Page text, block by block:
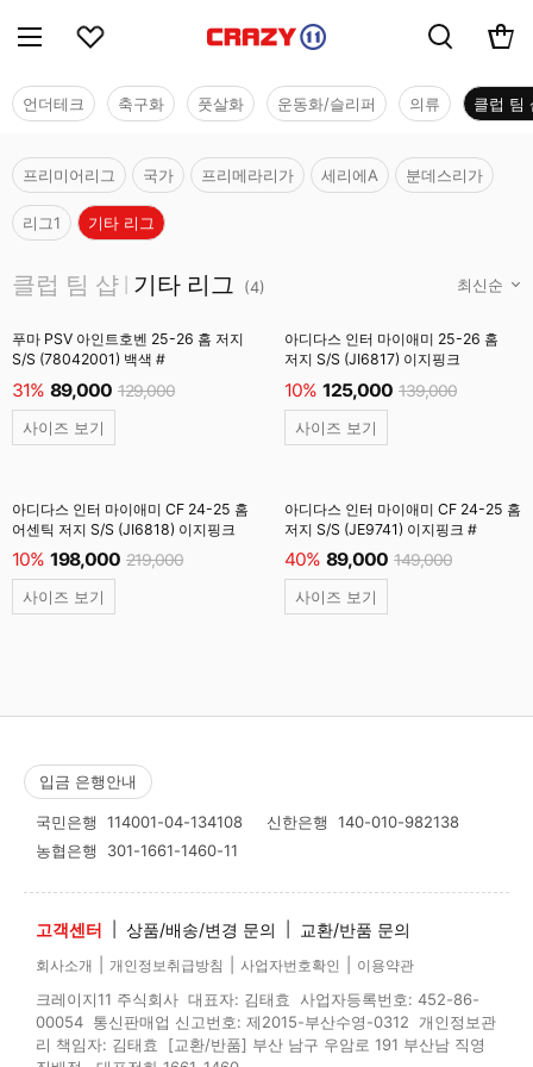
언더테크 축구화 풋살화 운동화/슬리퍼 의류 클럽 팀
프리미어리그 국가 프리메라리가 세리에A 분데스리가
리그1 기타 리그
클럽 팀 샵 기타 리그 (4)
푸마 PSV 아인트호벤 25-26 홈 저지
S/S (78042001) 백색 #
31% 89,000 129,000
사이즈 보기
아디다스 인터 마이애미 25-26 홈
저지 S/S (JI6817) 이지핑크
10% 125,000 139,000
사이즈 보기
아디다스 인터 마이애미 CF 24-25 홈
어센틱 저지 S/S (JI6818) 이지핑크
10% 198,000 219,000
사이즈 보기
아디다스 인터 마이애미 CF 24-25 홈
저지 S/S (JE9741) 이지핑크 #
40% 89,000 149,000
사이즈 보기
입금 은행안내
국민은행 114001-04-134108 신한은행 140-010-982138
농협은행 301-1661-1460-11
고객센터 상품/배송/변경 문의 교환/반품 문의
회사소개 개인정보취급방침 사업자번호확인 이용약관
크레이지11 주식회사 대표자: 김태효 사업자등록번호: 452-86-
00054 통신판매업 신고번호: 제2015-부산수영-0312 개인정보관
리 책임자: 김태효 [교환/반품] 부산 남구 우암로 191 부산남 직영